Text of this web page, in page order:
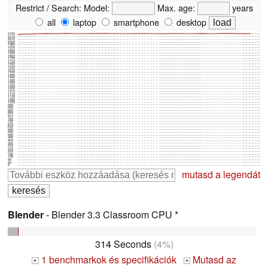
Restrict / Search: Model: Max. age:
years
all
laptop smartphone desktop
0
45
90
135
180
225
270
315
360
405
450
495
540
585
630
675
720
765
810
855
900
945
990
1035
1080
1125
1170
1215
1260
1305
1350
1395
1440
1485
1530
1575
1620
1665
1710
1755
1800
1845
1890
1935
1980
2025
2070
2115
2160
mutasd a legendát
Blender- Blender 3.3 Classroom CPU *
314 Seconds(4%)
+ 1 benchmarkok és specifikációk +
Mutasd az